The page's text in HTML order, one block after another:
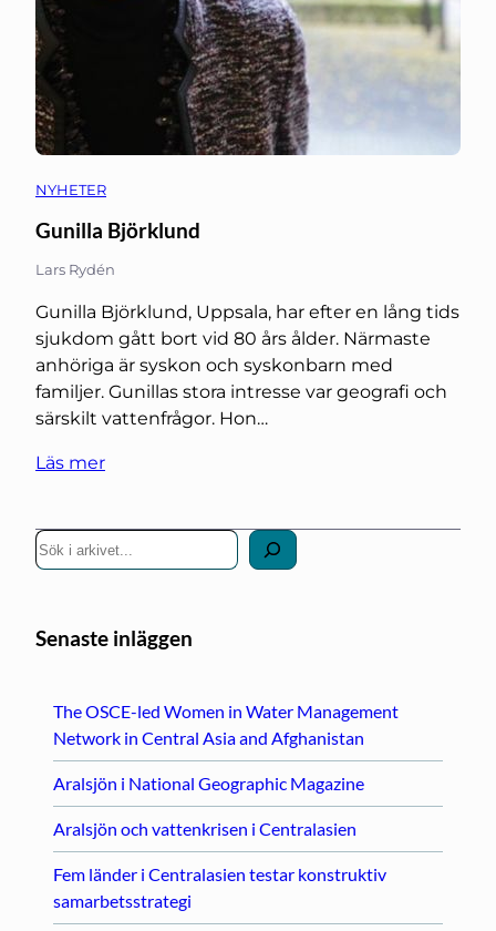
NYHETER
Gunilla Björklund
Lars Rydén
Gunilla Björklund, Uppsala, har efter en lång tids
sjukdom gått bort vid 80 års ålder. Närmaste
anhöriga är syskon och syskonbarn med
familjer. Gunillas stora intresse var geografi och
särskilt vattenfrågor. Hon…
Läs mer
S
ö
Senaste inläggen
The OSCE-led Women in Water Management
Network in Central Asia and Afghanistan
Aralsjön i National Geographic Magazine
Aralsjön och vattenkrisen i Centralasien
Fem länder i Centralasien testar konstruktiv
samarbetsstrategi